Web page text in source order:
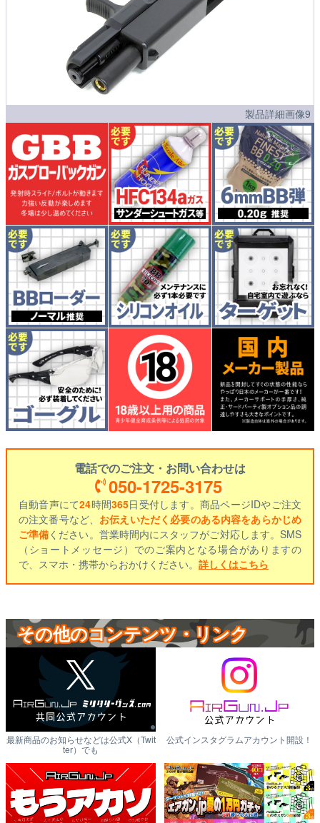
製品詳細画像9
電話でのご注文・お問い合わせは
050-1725-3175
自動音声にて24時間365日受付します。商品ページIDやご注文
の注文番号など、 お伝えいただく必要のある内容をあらかじめ
ご準備ください。営業時間内にスタッフがご対応します。SMS
（ショートメッセージ）でのご案内となる場合がありますの
で、スマホ・携帯からおかけください。 詳しくはこちら
その他のコンテンツ・リンク
最新商品のお知らせなどは公式X（Twit
ter）でも
公式インスタグラムアカウント開設！